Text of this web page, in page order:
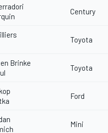
Century
Toyota
Brinke
Toyota
Ford
Mini